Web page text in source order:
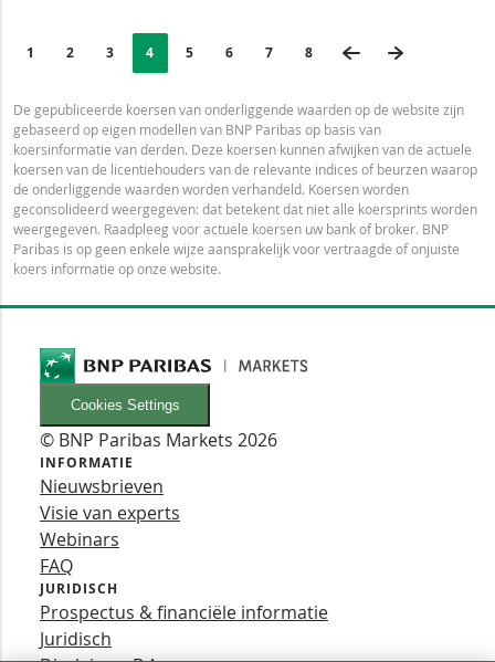
PAGE
1 PAGINA
2 PAGINA
3 Selected:
PAGINA
4 PAGINA
5 PAGINA
6 PAGINA
7 LAATSTE PAGINA
8 VORIGE PAGINA
De gepubliceerde koersen van onderliggende waarden op de website zijn
gebaseerd op eigen modellen van BNP Paribas op basis van
koersinformatie van derden. Deze koersen kunnen afwijken van de actuele
koersen van de licentiehouders van de relevante indices of beurzen waarop
de onderliggende waarden worden verhandeld. Koersen worden
geconsolideerd weergegeven: dat betekent dat niet alle koersprints worden
weergegeven. Raadpleeg voor actuele koersen uw bank of broker. BNP
Paribas is op geen enkele wijze aansprakelijk voor vertraagde of onjuiste
koers informatie op onze website.
Cookies Settings
© BNP Paribas Markets 2026
INFORMATIE
Nieuwsbrieven
Visie van experts
Webinars
FAQ
JURIDISCH
Prospectus & financiële informatie
Juridisch